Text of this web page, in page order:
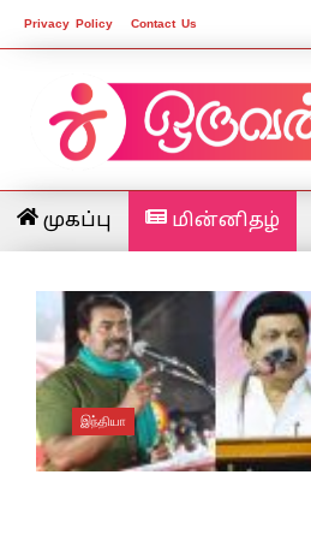
Privacy Policy Contact Us
முகப்பு மின்னிதழ்
இந்தியா